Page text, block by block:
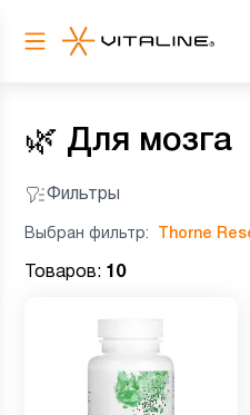
🌿 Для мозга
Фильтры
Выбран фильтр: Thorne
Товаров: 10